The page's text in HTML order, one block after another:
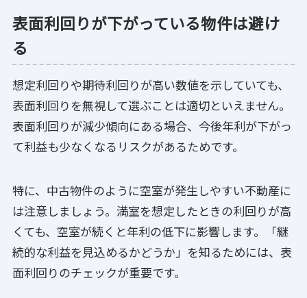
表面利回りが下がっている物件は避け
る
想定利回りや期待利回りが高い数値を示していても、
表面利回りを無視して選ぶことは適切といえません。
表面利回りが減少傾向にある場合、今後年利が下がっ
て利益も少なくなるリスクがあるためです。
特に、中古物件のように空室が発生しやすい不動産に
は注意しましょう。満室を想定したときの利回りが高
くても、空室が続くと年利の低下に影響します。「継
続的な利益を見込めるかどうか」を知るためには、表
面利回りのチェックが重要です。